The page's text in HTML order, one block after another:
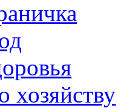
хозяйству